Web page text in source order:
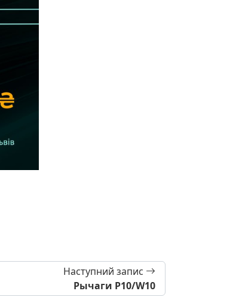
Наступний запис
Рычаги P10/W10